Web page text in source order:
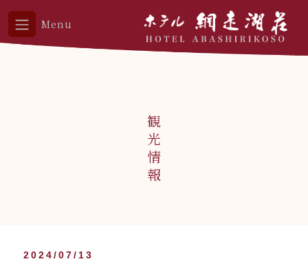
Menu
観光情報
2024/07/13